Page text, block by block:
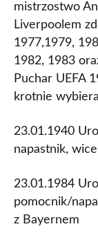
mistrzostwo
Liverpoolem
1977,1979,
1982, 1983
Puchar UEFA
krotnie
23.01.1940
napastnik,
23.01.1984
pomocnik/
z Bayernem